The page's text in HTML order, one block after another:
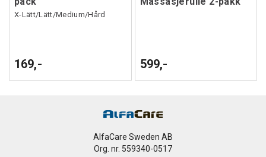
X-Lätt/Lätt/Medium/Hård
169,- 599,-
AlfaCare Sweden AB
Org. nr. 559340-0517